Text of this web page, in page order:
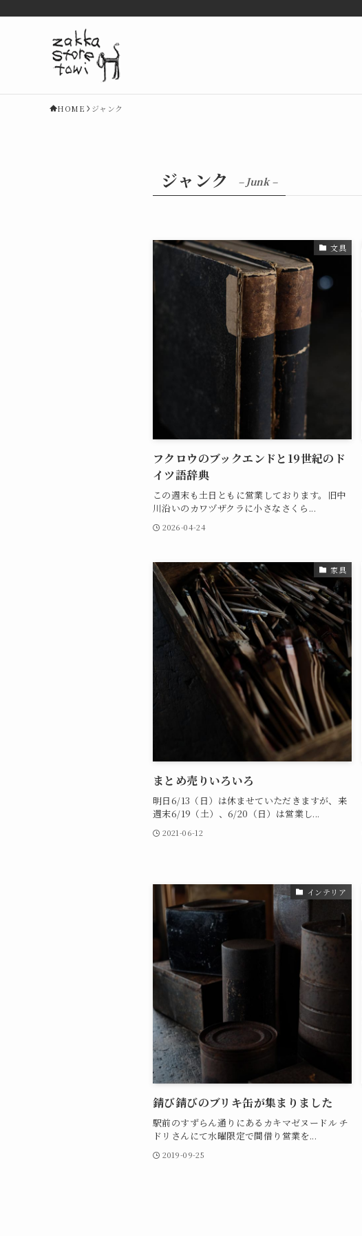
HOME ジャンク
ジャンク – Junk –
文具
フクロウのブックエンドと19世紀のド
イツ語辞典
この週末も土日ともに営業しております。旧中
川沿いのカワヅザクラに小さなさくら...
2026-04-24
家具
まとめ売りいろいろ
明日6/13（日）は休ませていただきますが、来
週末6/19（土）、6/20（日）は営業し...
2021-06-12
インテリア
錆び錆びのブリキ缶が集まりました
駅前のすずらん通りにあるカキマゼヌードル チ
ドリさんにて水曜限定で間借り営業を...
2019-09-25